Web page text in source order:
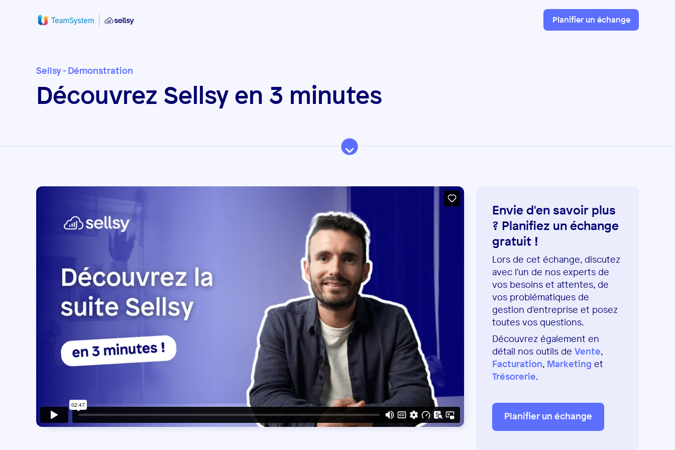
Planifier un échange
Sellsy - Démonstration
Découvrez Sellsy en 3 minutes
Envie d'en savoir plus
? Planifiez un échange
gratuit !
Lors de cet échange, discutez
avec l'un de nos experts de
vos besoins et attentes, de
vos problématiques de
gestion d'entreprise et posez
toutes vos questions.
Découvrez également en
détail nos outils de Vente,
Facturation, Marketing et
Trésorerie.
Planifier un échange